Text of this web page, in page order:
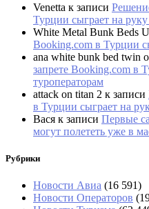
Venetta к записи
Турции сыграет на
White Metal Bunk Beds
Booking.com в Турции
ana white bunk bed twin
запрете Booking.com в
туроператорам
attack on titan 2 к записи
в Турции сыграет на
Вася к записи Первые
могут полететь уже в
Рубрики
Новости Авиа (16 591)
Новости Операторов